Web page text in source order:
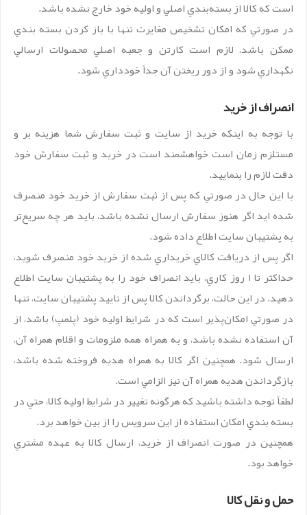
است که کالا از بسته‌بندي اصلي و اوليه خود خارج نشده باشد.
در صورتي که امکان تشخيص مغايرت تنها با باز کردن بسته بندي
ممکن باشد، لازم است کارتن و جعبه اصلي محصولات ارسالي
نگهداري شود و از دور ريختن آن جداً خودداري شود.
انصراف از خريد
با توجه به اينکه خريد از سايت و ثبت سفارش شما هزينه بر و
مستلزم زمان است خواهشمند است در خريد و ثبت سفارش خود
دقت لازم را بنماييد.
با اين حال در صورتي که پس از ثبت سفارش از خريد خود منصرف
شده ايد اگر هنوز سفارش ارسال نشده باشد، بايد هر چه سريع‏‌تر
به پشتيبان سايت اطلاع داده شود.
اگر پس از دريافت کالاي خريداري شده از خريد خود منصرف شويد،
حداکثر تا 1 روز کاري‏، بايد انصراف خود را به پشتيبان سايت اطلاع
دهيد. در اين حالت، برگرداندن کالا پس از تاييد پشتيبان سايت، تنها
در صورتي امکان‌پذير است که در شرايط اوليه خود (پلمپ) باشد، از
آن استفاده نشده باشد، و به همراه همه ملزومات و اقلام همراه آن،
ارسال شود. همچنين اگر کالا به‌ همراه هديه فروخته شده باشد،
بازگرداندن هديه همراه آن نيز الزامي است.
لطفاً توجه داشته باشيد که هرگونه تغيير در شرايط اوليه کالا، حتي در
بسته بندي امکان استفاده از اين سرويس را از بين خواهد برد.
همچنين در صورت انصراف از خريد، ارسال کالا به عهده مشتري
خواهد بود.
حمل و نقل کالا